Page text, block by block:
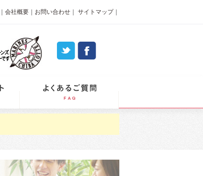
会社概要 お問い合わせ サイトマップ｜